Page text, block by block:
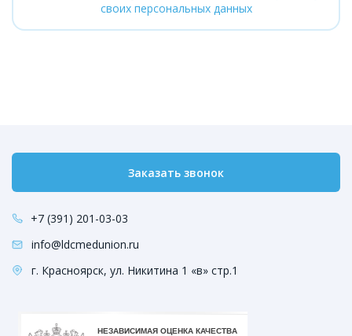
своих персональных данных
Заказать звонок
+7 (391) 201-03-03
info@ldcmedunion.ru
г. Красноярск, ул. Никитина 1 «в» стр.1